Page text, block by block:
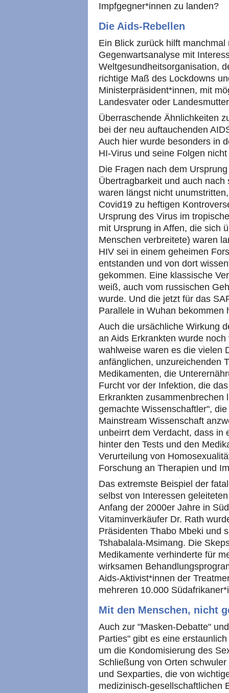
Impfgegner*innen zu landen?
Die Aids-Rebellen
Ein Blick zurück hilft
Gegenwartsanalyse mit
Weltgesundheitsorganisation,
richtige Maß des Lockdowns
Ministerpräsident*innen, mit
Landesvater oder
Überraschende Ähnlichkeiten
bei der neu auftauchenden
Auch hier wurde besonders in
HI-Virus und seine Folgen
Die Fragen nach dem
Übertragbarkeit und auch
waren längst nicht
Covid19 zu heftigen
Ursprung des Virus im
mit Ursprung in Affen, die sich
Menschen verbreitete) waren
HIV sei in einem geheimen
entstanden und von dort
gekommen. Eine klassische
weiß, auch vom russischen
wurde. Und die jetzt für das
Parallele in Wuhan bekommen
Auch die ursächliche Wirkung
an Aids Erkrankten wurde
wahlweise waren es die vielen
anfänglichen, unzureichenden
Medikamenten, die
Furcht vor der Infektion, die
Erkrankten zusammenbrechen
gemachte Wissenschaftler",
Mainstream Wissenschaft
unbeirrt dem Verdacht, dass in
hinter den Tests und den
Verurteilung von
Forschung an Therapien und
Das extremste Beispiel der
selbst von Interessen
Anfang der 2000er Jahre in
Vitaminverkäufer Dr. Rath
Präsidenten Thabo Mbeki und
Tshabalala-Msimang. Die
Medikamente verhinderte für
wirksamen
Aids-Aktivist*innen der
mehreren 10.000
Mit den Menschen, nicht
Auch zur "Masken-Debatte"
Parties" gibt es eine
um die Kondomisierung des
Schließung von Orten
und Sexparties, die von
medizinisch-gesellschaftlichen